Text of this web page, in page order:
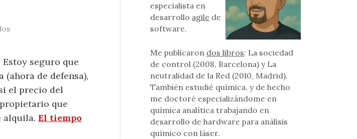
en El alquiler, el IPC y el tiempo que nos da la razón
Estoy seguro que
de defensa),
el precio del
que
alquila. El tiempo
especialista en
desarrollo agile de
software.
Me publicaron dos libros: La sociedad
de control (2008, Barcelona) y La
neutralidad de la Red (2010, Madrid).
También estudié química, y de hecho
me doctoré especializándome en
química analítica trabajando en
desarrollo de hardware para análisis
químico con láser.